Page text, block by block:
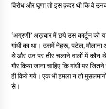
विरोध और घृणा तो इस क़दर थी कि वे
‘अग्रणी’ अख़बार में छपे उस कार्टून को
गांधी का था। उसमें नेहरू, पटेल,
थे और उन पर तीर चलाने वालों में कौन
गौर किया जाना चाहिए कि गांधी पर
ही किये गये। एक भी हमला न तो
से।